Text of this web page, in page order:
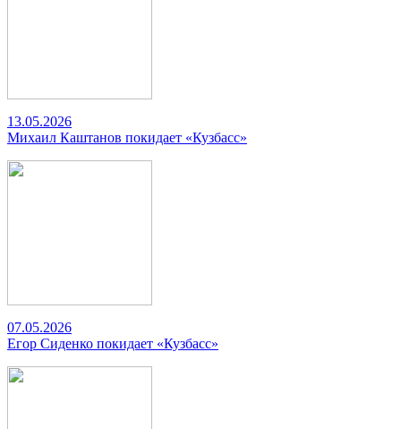
13.05.2026
Михаил Каштанов покидает «Кузбасс»
07.05.2026
Егор Сиденко покидает «Кузбасс»